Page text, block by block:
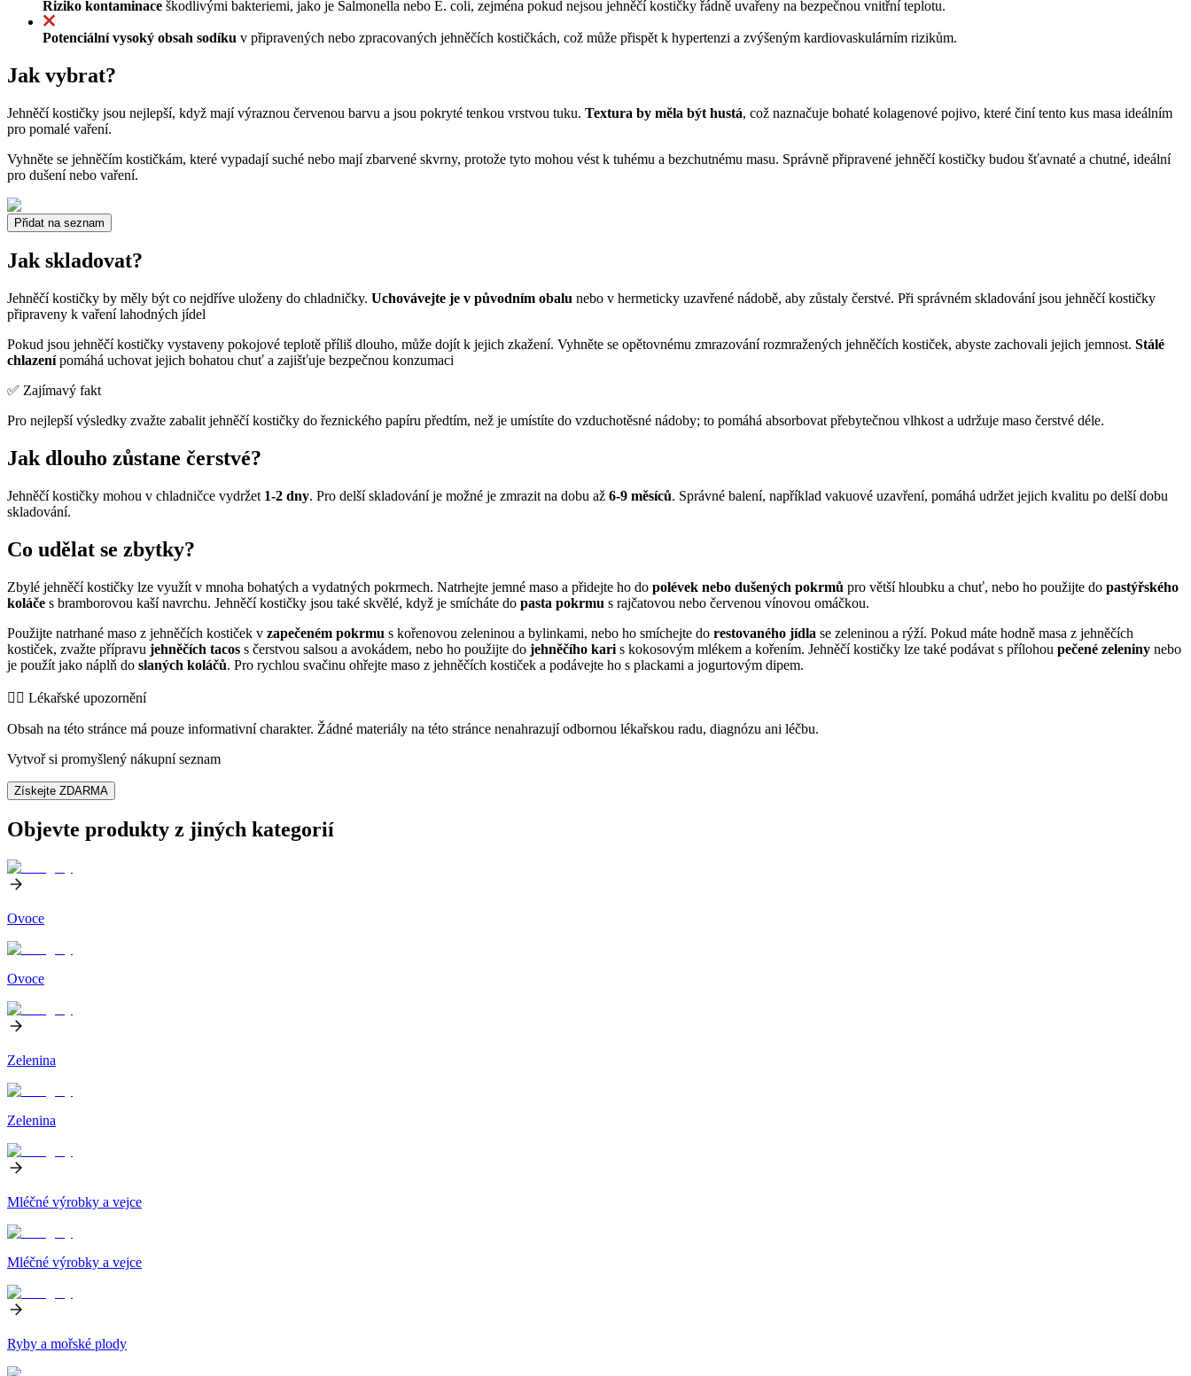
Riziko kontaminace škodlivými bakteriemi, jako je Salmonella nebo E. coli, zejména pokud nejsou jehněčí kostičky řádně uvařeny na bezpečnou vnitřní teplotu.
Potenciální vysoký obsah sodíku v připravených nebo zpracovaných jehněčích kostičkách, což může přispět k hypertenzi a zvýšeným kardiovaskulárním rizikům.
Jak vybrat?
Jehněčí kostičky jsou nejlepší, když mají výraznou červenou barvu a jsou pokryté tenkou vrstvou tuku. Textura by měla být hustá, což naznačuje bohaté kolagenové pojivo, které činí tento kus masa ideálním
pro pomalé vaření.
Vyhněte se jehněčím kostičkám, které vypadají suché nebo mají zbarvené skvrny, protože tyto mohou vést k tuhému a bezchutnému masu. Správně připravené jehněčí kostičky budou šťavnaté a chutné, ideální
pro dušení nebo vaření.
Přidat na seznam
Jak skladovat?
Jehněčí kostičky by měly být co nejdříve uloženy do chladničky. Uchovávejte je v původním obalu nebo v hermeticky uzavřené nádobě, aby zůstaly čerstvé. Při správném skladování jsou jehněčí kostičky
připraveny k vaření lahodných jídel
Pokud jsou jehněčí kostičky vystaveny pokojové teplotě příliš dlouho, může dojít k jejich zkažení. Vyhněte se opětovnému zmrazování rozmražených jehněčích kostiček, abyste zachovali jejich jemnost. Stálé
chlazenípomáhá uchovat jejich bohatou chuť a zajišťuje bezpečnou konzumaci
✅ Zajímavý fakt
Pro nejlepší výsledky zvažte zabalit jehněčí kostičky do řeznického papíru předtím, než je umístíte do vzduchotěsné nádoby; to pomáhá absorbovat přebytečnou vlhkost a udržuje maso čerstvé déle.
Jak dlouho zůstane čerstvé?
Jehněčí kostičky mohou v chladničce vydržet 1-2 dny. Pro delší skladování je možné je zmrazit na dobu až 6-9 měsíců. Správné balení, například vakuové uzavření, pomáhá udržet jejich kvalitu po delší dobu
skladování.
Co udělat se zbytky?
Zbylé jehněčí kostičky lze využít v mnoha bohatých a vydatných pokrmech. Natrhejte jemné maso a přidejte ho do polévek nebo dušených pokrmů pro větší hloubku a chuť, nebo ho použijte do pastýřského
koláče s bramborovou kaší navrchu. Jehněčí kostičky jsou také skvělé, když je smícháte do pasta pokrmu s rajčatovou nebo červenou vínovou omáčkou.
Použijte natrhané maso z jehněčích kostiček v zapečeném pokrmu s kořenovou zeleninou a bylinkami, nebo ho smíchejte do restovaného jídla se zeleninou a rýží. Pokud máte hodně masa z jehněčích
kostiček, zvažte přípravu jehněčích tacos s čerstvou salsou a avokádem, nebo ho použijte do jehněčího kari s kokosovým mlékem a kořením. Jehněčí kostičky lze také podávat s přílohou pečené zeleniny nebo
je použít jako náplň do slaných koláčů. Pro rychlou svačinu ohřejte maso z jehněčích kostiček a podávejte ho s plackami a jogurtovým dipem.
👨‍⚕️️ Lékařské upozornění
Obsah na této stránce má pouze informativní charakter. Žádné materiály na této stránce nenahrazují odbornou lékařskou radu, diagnózu ani léčbu.
Vytvoř si promyšlený nákupní seznam
Získejte ZDARMA
Objevte produkty z jiných kategorií
Ovoce
Ovoce
Zelenina
Zelenina
Mléčné výrobky a vejce
Mléčné výrobky a vejce
Ryby a mořské plody